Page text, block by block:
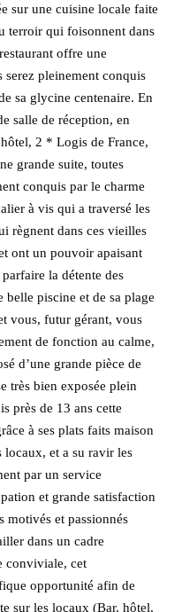
sur une cuisine locale faite
terroir qui foisonnent dans
offre une
pleinement conquis
sa glycine centenaire. En
salle de réception, en
2 * Logis de France,
grande suite, toutes
conquis par le charme
à vis qui a traversé les
règnent dans ces vieilles
ont un pouvoir apaisant
la détente des
belle piscine et de sa plage
vous, futur gérant, vous
de fonction au calme,
d’une grande pièce de
très bien exposée plein
près de 13 ans cette
à ses plats faits maison
locaux, et a su ravir les
par un service
et grande satisfaction
motivés et passionnés
dans un cadre
conviviale, cet
opportunité afin de
sur les locaux (Bar, hôtel,